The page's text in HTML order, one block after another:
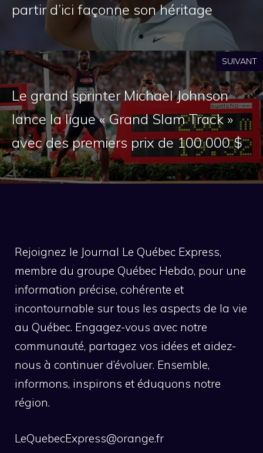
partir d’ici façonne son héritage
SUIVANT
Le grand sprinter Michael Johnson
lance la ligue « Grand Slam Track »
avec des premiers prix de 100 000 $
Rejoignez le Journal Le Québec Express,
membre du groupe Québec Hebdo, pour une
information précise, cohérente et
incontournable sur tous les aspects de la vie
au Québec. Engagez-vous avec notre
communauté, partagez vos idées et aidez-
nous à continuer d’évoluer. Ensemble,
informons, inspirons et éduquons notre
région.
LeQuebecExpress@orange.fr